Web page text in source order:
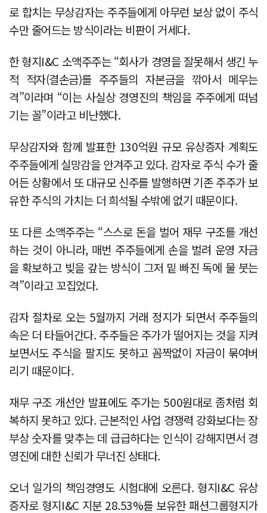
로 합치는 무상감자는 주주들에게 아무런 보상 없이 주식
수만 줄어드는 방식이라는 비판이 거세다.
한 형지I&C 소액주주는 “회사가 경영을 잘못해서 생긴 누
적 적자(결손금)를 주주들의 자본금을 깎아서 메우는
격”이라며 “이는 사실상 경영진의 책임을 주주에게 떠넘
기는 꼴”이라고 비난했다.
무상감자와 함께 발표한 130억원 규모 유상증자 계획도
주주들에게 실망감을 안겨주고 있다. 감자로 주식 수가 줄
어든 상황에서 또 대규모 신주를 발행하면 기존 주주가 보
유한 주식의 가치는 더 희석될 수밖에 없기 때문이다.
또 다른 소액주주는 “스스로 돈을 벌어 재무 구조를 개선
하는 것이 아니라, 매번 주주들에게 손을 벌려 운영 자금
을 확보하고 빚을 갚는 방식이 그저 밑 빠진 독에 물 붓는
격”이라고 꼬집었다.
감자 절차로 오는 5월까지 거래 정지가 되면서 주주들의
속은 더 타들어간다. 주주들은 주가가 떨어지는 것을 지켜
보면서도 주식을 팔지도 못하고 꼼짝없이 자금이 묶여버
리기 때문이다.
재무 구조 개선안 발표에도 주가는 500원대로 좀처럼 회
복하지 못하고 있다. 근본적인 사업 경쟁력 강화보다는 장
부상 숫자를 맞추는 데 급급하다는 인식이 강해지면서 경
영진에 대한 신뢰가 무너진 상태다.
오너 일가의 책임경영도 시험대에 오른다. 형지I&C 유상
증자로 형지I&C 지분 28.53%를 보유한 패션그룹형지가